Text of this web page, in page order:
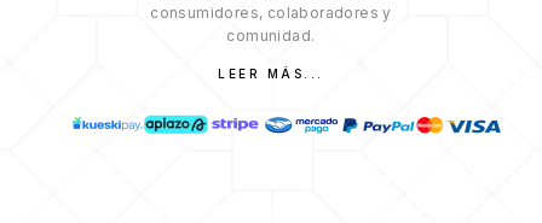
consumidores, colaboradores y
comunidad.
LEER MÁS...